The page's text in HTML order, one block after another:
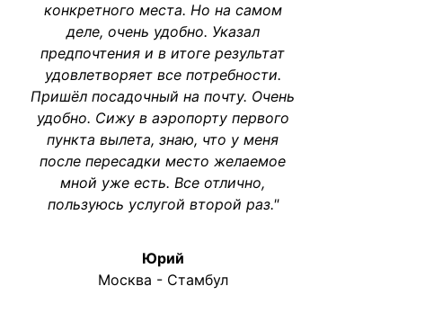
конкретного места. Но на самом
деле, очень удобно. Указал
предпочтения и в итоге результат
удовлетворяет все потребности.
Пришёл посадочный на почту. Очень
удобно. Сижу в аэропорту первого
пункта вылета, знаю, что у меня
после пересадки место желаемое
мной уже есть. Все отлично,
пользуюсь услугой второй раз."
Юрий
Москва - Стамбул